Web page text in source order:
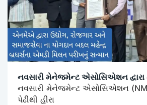
નવસારી મેનેજમેન્ટ એસોસિએશન
નવસારી મેનેજમેન્ટ એસોસિએશન
પેઢીથી હીરા